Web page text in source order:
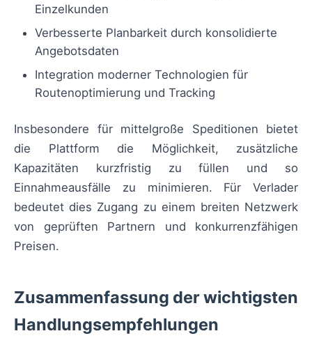
Einzelkunden
Verbesserte Planbarkeit durch konsolidierte
Angebotsdaten
Integration moderner Technologien für
Routenoptimierung und Tracking
Insbesondere für mittelgroße Speditionen bietet
die Plattform die Möglichkeit, zusätzliche
Kapazitäten kurzfristig zu füllen und so
Einnahmeausfälle zu minimieren. Für Verlader
bedeutet dies Zugang zu einem breiten Netzwerk
von geprüften Partnern und konkurrenzfähigen
Preisen.
Zusammenfassung der wichtigsten
Handlungsempfehlungen